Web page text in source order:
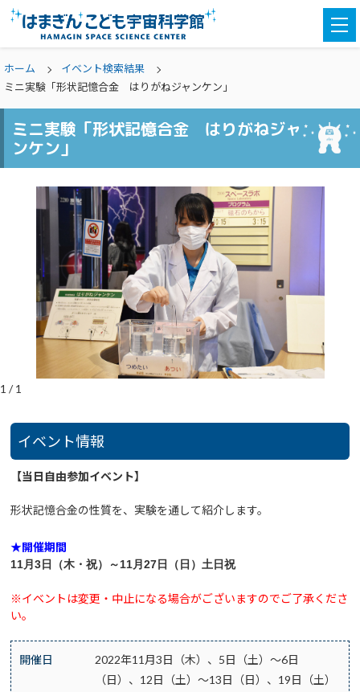
ホーム
イベント検索結果
ミニ実験「形状記憶合金 はりがねジャンケン」
ミニ実験「形状記憶合金 はりがねジャ
ンケン」
1 /1
イベント情報
【当日自由参加イベント】
形状記憶合金の性質を、実験を通して紹介します。
★開催期間
11月3日（木・祝）～11月27日（日）土日祝
※イベントは変更・中止になる場合がございますのでご了承くださ
い。
開催日
2022年11月3日（木）、5日（土）～6日
（日）、12日（土）～13日（日）、19日（土）